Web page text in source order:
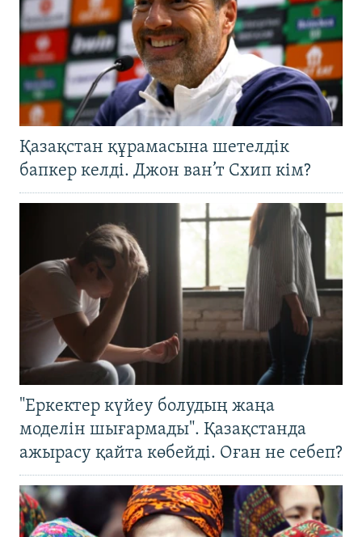
Қазақстан құрамасына шетелдік
бапкер келді. Джон ван’т Схип кім?
"Еркектер күйеу болудың жаңа
моделін шығармады". Қазақстанда
ажырасу қайта көбейді. Оған не себеп?